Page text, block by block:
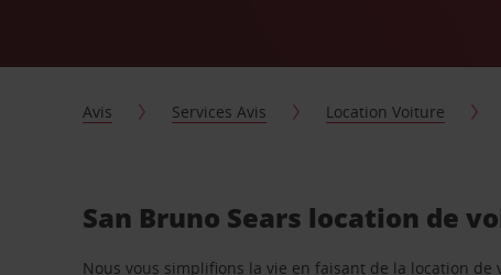
Avis Services Avis Location Voiture
San Bruno Sears location de
Nous vous simplifions la vie en faisant de la location